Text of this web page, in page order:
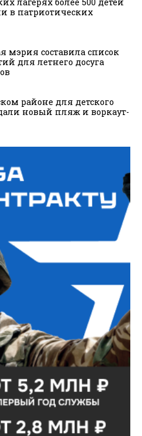
в патриотических
мэрия составила список
для летнего досуга
районе для детского
новый пляж и воркаут-